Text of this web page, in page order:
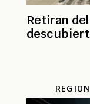
Retiran